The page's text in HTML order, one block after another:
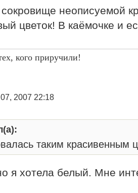
неописуемой
цветок! В каёмочке и
кого приручили!
2007 22:18
таким красивенным
я хотела белый. Мне